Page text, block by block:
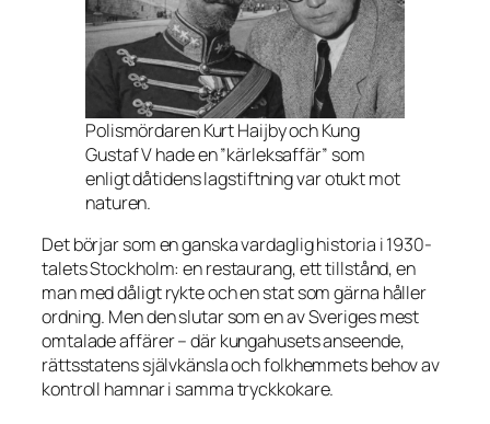
Polismördaren Kurt Haijby och Kung
Gustaf V hade en ”kärleksaffär” som
enligt dåtidens lagstiftning var otukt mot
naturen.
Det börjar som en ganska vardaglig historia i 1930-
talets Stockholm: en restaurang, ett tillstånd, en
man med dåligt rykte och en stat som gärna håller
ordning. Men den slutar som en av Sveriges mest
omtalade affärer – där kungahusets anseende,
rättsstatens självkänsla och folkhemmets behov av
kontroll hamnar i samma tryckkokare.